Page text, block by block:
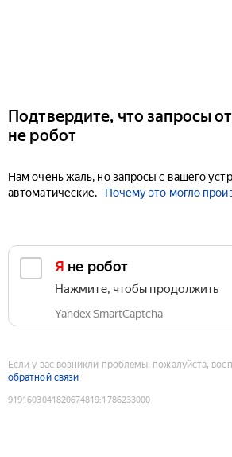
Подтвердите, что запросы
не робот
Нам очень жаль, но запросы с вашего
автоматические.
Почему это могло
Я не робот
Нажмите, чтобы продолжить
Yandex SmartCaptcha
Если у вас возникли проблемы, пожалуйста,
обратной связи
9191603041820674819:1786233000